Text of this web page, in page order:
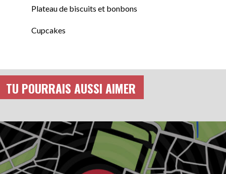
Plateau de biscuits et bonbons
Cupcakes
TU POURRAIS AUSSI AIMER